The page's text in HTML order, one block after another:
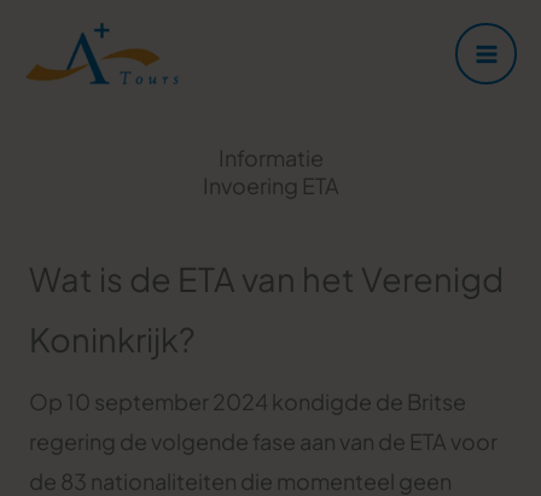
naar
Informatie
Invoering ETA
Wat is de ETA van het Verenigd
Koninkrijk?
Op 10 september 2024 kondigde de Britse
regering de volgende fase aan van de ETA voor
de 83 nationaliteiten die momenteel geen